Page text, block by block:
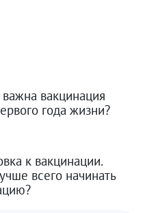
вакцинация
года жизни?
к вакцинации.
всего начинать